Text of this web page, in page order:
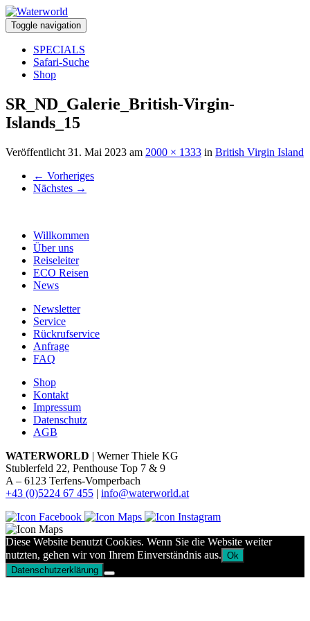
Toggle navigation
SPECIALS
Safari-Suche
Shop
SR_ND_Galerie_British-Virgin-
Islands_15
Veröffentlicht 31. Mai 2023 am 2000 × 1333 in British Virgin Island
← Vorheriges
Nächstes →
Willkommen
Über uns
Reiseleiter
ECO Reisen
News
Newsletter
Service
Rückrufservice
Anfrage
FAQ
Shop
Kontakt
Impressum
Datenschutz
AGB
WATERWORLD | Werner Thiele KG
Stublerfeld 22, Penthouse Top 7 & 9
A – 6123 Terfens-Vomperbach
+43 (0)5224 67 455 | info@waterworld.at
Diese Website benutzt Cookies. Wenn Sie die Website weiter
nutzten, gehen wir von Ihrem Einverständnis aus. Ok
Datenschutzerklärung